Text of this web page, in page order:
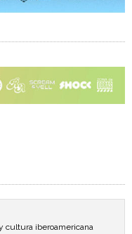
cultura iberoamericana